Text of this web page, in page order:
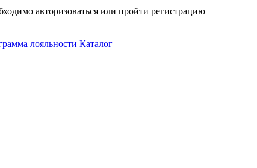
авторизоваться или пройти регистрацию
лояльности Каталог